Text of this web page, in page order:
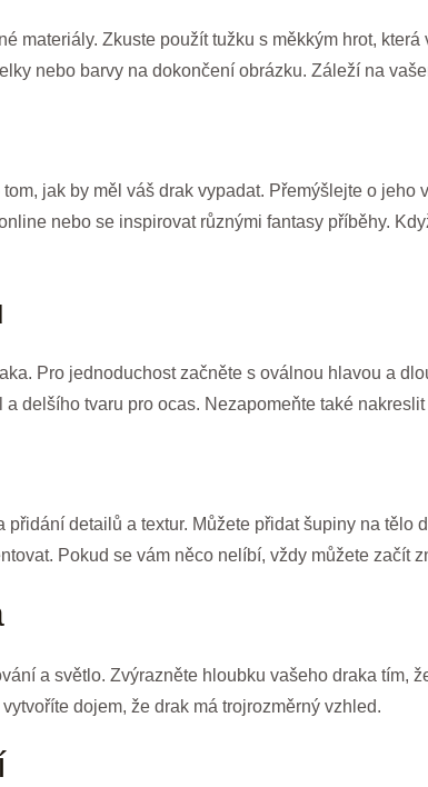
materiály. Zkuste použít tužku s měkkým hrot,
nebo barvy na dokončení obrázku. Záleží na
jak by měl váš drak vypadat. Přemýšlejte o jeho
nebo se inspirovat různými fantasy příběhy.
Pro jednoduchost začněte s oválnou hlavou a
delšího tvaru pro ocas. Nezapomeňte také
detailů a textur. Můžete přidat šupiny na tělo
Pokud se vám něco nelíbí, vždy můžete začít
a světlo. Zvýrazněte hloubku vašeho draka tím,
dojem, že drak má trojrozměrný vzhled.